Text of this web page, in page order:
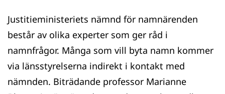
Justitieministeriets nämnd för namnärenden
består av olika experter som ger råd i
namnfrågor. Många som vill byta namn kommer
via länsstyrelserna indirekt i kontakt med
nämnden. Biträdande professor Marianne